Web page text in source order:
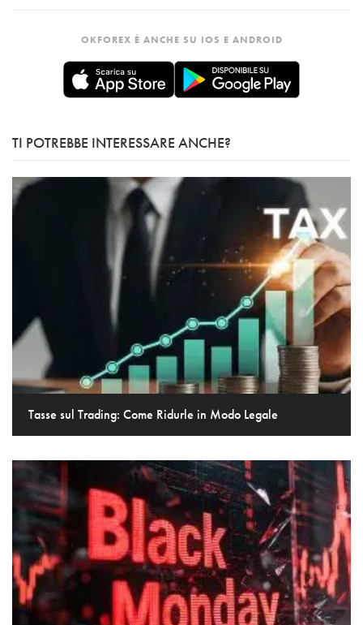
OKFOREX È ANCHE SU IOS E ANDROID
TI POTREBBE INTERESSARE ANCHE?
Tasse sul Trading: Come Ridurle in Modo Legale